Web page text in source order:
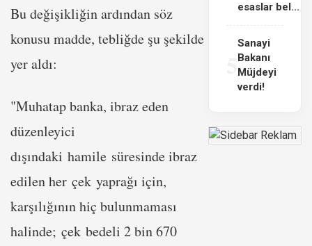
Bu değişikliğin ardından söz
konusu madde, tebliğde şu şekilde
yer aldı:
"Muhatap banka, ibraz eden
düzenleyici
dışındaki hamile süresinde ibraz
edilen her çek yaprağı için,
karşılığının hiç bulunmaması
halinde; çek bedeli 2 bin 670
esaslar bel...
Sanayi
Bakanı
Müjdeyi
verdi!